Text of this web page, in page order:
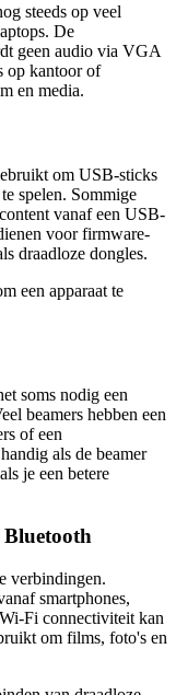
steeds op veel
De
geen audio via VGA
op kantoor of
en media.
om USB-sticks
spelen. Sommige
vanaf een USB-
voor firmware-
draadloze dongles.
een apparaat te
soms nodig een
beamers hebben een
of een
als de beamer
je een betere
verbindingen.
smartphones,
Fi connectiviteit kan
om films, foto's en